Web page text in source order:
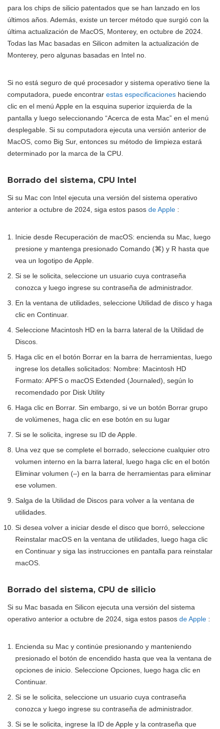
para los chips de silicio patentados que se han lanzado en los
últimos años. Además, existe un tercer método que surgió con la
última actualización de MacOS, Monterey, en octubre de 2024.
Todas las Mac basadas en Silicon admiten la actualización de
Monterey, pero algunas basadas en Intel no.
Si no está seguro de qué procesador y sistema operativo tiene la
computadora, puede encontrar estas especificaciones haciendo
clic en el menú Apple en la esquina superior izquierda de la
pantalla y luego seleccionando “Acerca de esta Mac” en el menú
desplegable. Si su computadora ejecuta una versión anterior de
MacOS, como Big Sur, entonces su método de limpieza estará
determinado por la marca de la CPU.
Borrado del sistema, CPU Intel
Si su Mac con Intel ejecuta una versión del sistema operativo
anterior a octubre de 2024, siga estos pasos de Apple :
Inicie desde Recuperación de macOS: encienda su Mac, luego
presione y mantenga presionado Comando (⌘) y R hasta que
vea un logotipo de Apple.
Si se le solicita, seleccione un usuario cuya contraseña
conozca y luego ingrese su contraseña de administrador.
En la ventana de utilidades, seleccione Utilidad de disco y haga
clic en Continuar.
Seleccione Macintosh HD en la barra lateral de la Utilidad de
Discos.
Haga clic en el botón Borrar en la barra de herramientas, luego
ingrese los detalles solicitados: Nombre: Macintosh HD
Formato: APFS o macOS Extended (Journaled), según lo
recomendado por Disk Utility
Haga clic en Borrar. Sin embargo, si ve un botón Borrar grupo
de volúmenes, haga clic en ese botón en su lugar
Si se le solicita, ingrese su ID de Apple.
Una vez que se complete el borrado, seleccione cualquier otro
volumen interno en la barra lateral, luego haga clic en el botón
Eliminar volumen (–) en la barra de herramientas para eliminar
ese volumen.
Salga de la Utilidad de Discos para volver a la ventana de
utilidades.
Si desea volver a iniciar desde el disco que borró, seleccione
Reinstalar macOS en la ventana de utilidades, luego haga clic
en Continuar y siga las instrucciones en pantalla para reinstalar
macOS.
Borrado del sistema, CPU de silicio
Si su Mac basada en Silicon ejecuta una versión del sistema
operativo anterior a octubre de 2024, siga estos pasos de Apple :
Encienda su Mac y continúe presionando y manteniendo
presionado el botón de encendido hasta que vea la ventana de
opciones de inicio. Seleccione Opciones, luego haga clic en
Continuar.
Si se le solicita, seleccione un usuario cuya contraseña
conozca y luego ingrese su contraseña de administrador.
Si se le solicita, ingrese la ID de Apple y la contraseña que